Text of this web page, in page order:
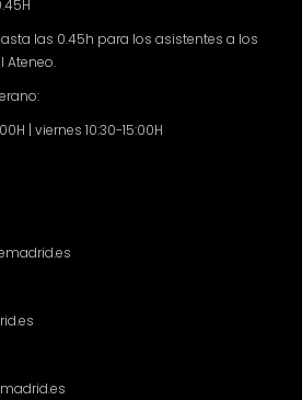
las 0.45h para los asistentes a los
Ateneo.
| viernes 10:30-15:00H